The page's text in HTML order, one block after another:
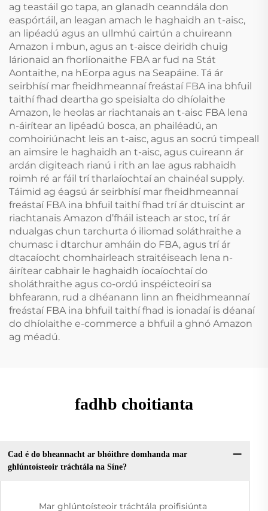
ag teastáil go tapa, an glanadh ceanndála don
easpórtáil, an leagan amach le haghaidh an t-aisc,
an lipéadú agus an ullmhú cairtún a chuireann
Amazon i mbun, agus an t-aisce deiridh chuig
lárionaid an fhorlíonaithe FBA ar fud na Stát
Aontaithe, na hEorpa agus na Seapáine. Tá ár
seirbhísí mar fheidhmeannaí freástaí FBA ina bhfuil
taithí fhad deartha go speisialta do dhíolaithe
Amazon, le heolas ar riachtanais an t-aisc FBA lena
n-áirítear an lipéadú bosca, an phailéadú, an
comhoiriúnacht leis an t-aisc, agus an socrú timpeall
an aimsire le haghaidh an t-aisc, agus cuireann ár
ardán digiteach rianú i rith an lae agus rabhaidh
roimh ré ar fáil trí tharlaíochtaí an chainéal supply.
Táimid ag éagsú ár seirbhísí mar fheidhmeannaí
freástaí FBA ina bhfuil taithí fhad trí ár dtuiscint ar
riachtanais Amazon d’fháil isteach ar stoc, trí ár
ndualgas chun tarchurta ó iliomad soláthraithe a
chumasc i dtarchur amháin do FBA, agus trí ár
dtacaíocht chomhairleach straitéiseach lena n-
áirítear cabhair le haghaidh íocaíochtaí do
sholáthraithe agus co-ordú inspéicteoirí sa
bhfearann, rud a dhéanann linn an fheidhmeannaí
freástaí FBA ina bhfuil taithí fhad is ionadaí is déanaí
do dhíolaithe e-commerce a bhfuil a ghnó Amazon
ag méadú.
fadhb choitianta
Cad é do bheannacht ar bhóithre domhanda mar
ghlúntoísteoir tráchtála na Síne?
Mar ghlúntoísteoir tráchtála proifisiúnta